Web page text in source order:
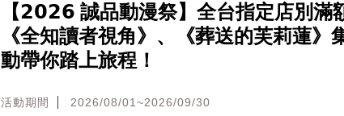
【𝟮𝟬𝟮𝟲 誠品動漫祭】全台指定店別滿
《全知讀者視角》、《葬送的芙莉蓮》
動帶你踏上旅程！
活動期間 2026/08/01~2026/09/30